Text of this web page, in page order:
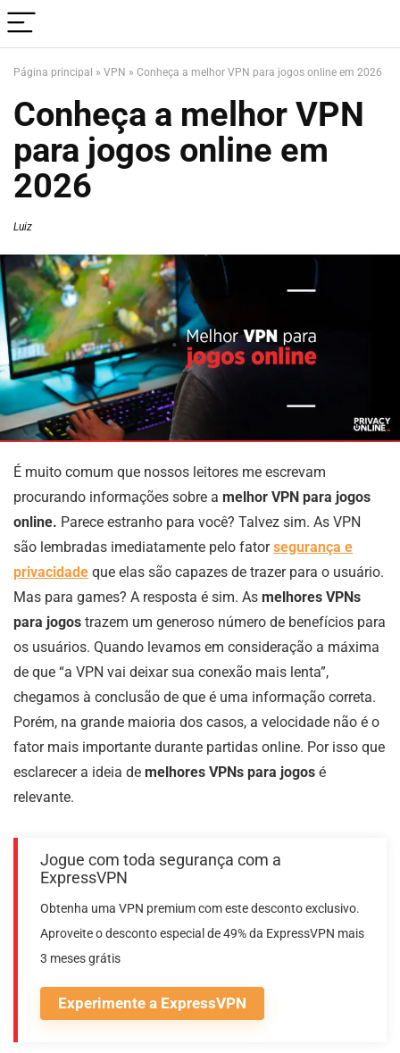
Página principal » VPN » Conheça a melhor VPN para jogos online em 2026
Conheça a melhor VPN
para jogos online em
2026
Luiz
É muito comum que nossos leitores me escrevam
procurando informações sobre a melhor VPN para jogos
online. Parece estranho para você? Talvez sim. As VPN
são lembradas imediatamente pelo fatorsegurança e
privacidade que elas são capazes de trazer para o usuário.
Mas para games? A resposta é sim. As melhores VPNs
para jogos trazem um generoso número de benefícios para
os usuários. Quando levamos em consideração a máxima
de que “a VPN vai deixar sua conexão mais lenta”,
chegamos à conclusão de que é uma informação correta.
Porém, na grande maioria dos casos, a velocidade não é o
fator mais importante durante partidas online. Por isso que
esclarecer a ideia de melhores VPNs para jogos é
relevante.
Experimente a ExpressVPN
Jogue com toda segurança com a
ExpressVPN
Obtenha uma VPN premium com este desconto exclusivo.
Aproveite o desconto especial de 49% da ExpressVPN mais
3 meses grátis